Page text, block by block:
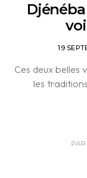
19
Ces deux belles
les